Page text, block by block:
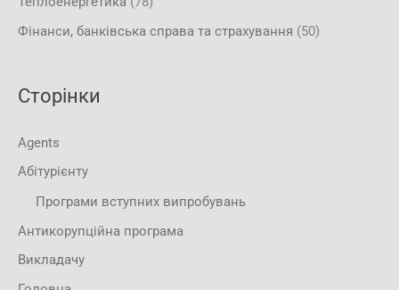
Фінанси, банківська справа та страхування (50)
Сторінки
Agents
Абітурієнту
Програми вступних випробувань
Антикорупційна програма
Викладачу